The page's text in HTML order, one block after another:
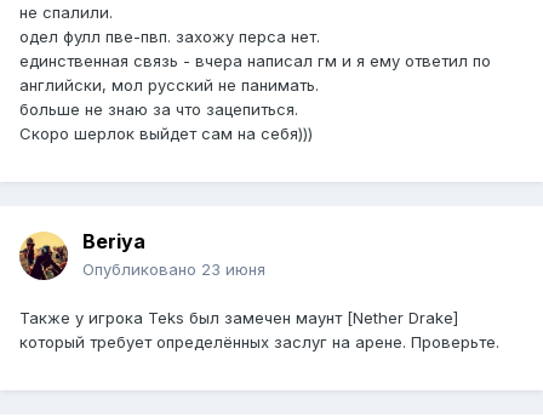
не спалили.
одел фулл пве-пвп. захожу перса нет.
единственная связь - вчера написал гм и я ему ответил по
английски, мол русский не панимать.
больше не знаю за что зацепиться.
Скоро шерлок выйдет сам на себя)))
Beriya
Опубликовано 23 июня
Также у игрока Teks был замечен маунт [Nether Drake]
который требует определённых заслуг на арене. Проверьте.